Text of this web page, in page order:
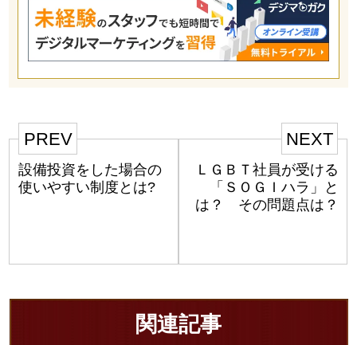
PREV
設備投資をした場合の
使いやすい制度とは?
NEXT
ＬＧＢＴ社員が受ける
「ＳＯＧＩハラ」と
は？ その問題点は？
関連記事